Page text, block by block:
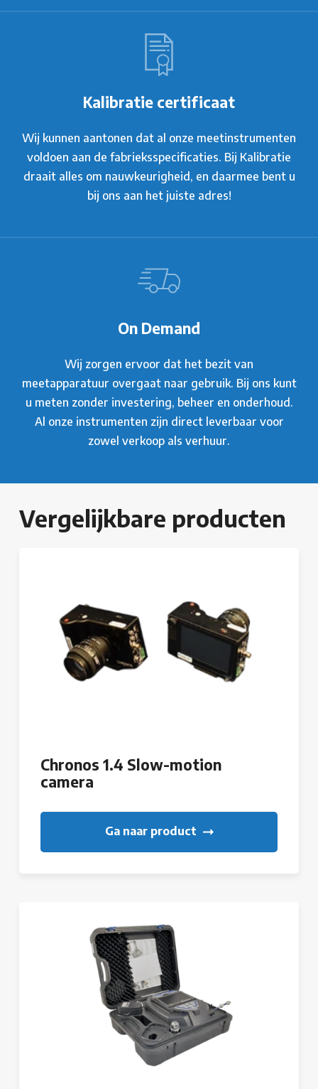
Kalibratie certificaat
Wij kunnen aantonen dat al onze meetinstrumenten
voldoen aan de fabrieksspecificaties. Bij Kalibratie
draait alles om nauwkeurigheid, en daarmee bent u
bij ons aan het juiste adres!
On Demand
Wij zorgen ervoor dat het bezit van
meetapparatuur overgaat naar gebruik. Bij ons kunt
u meten zonder investering, beheer en onderhoud.
Al onze instrumenten zijn direct leverbaar voor
zowel verkoop als verhuur.
Vergelijkbare producten
Chronos 1.4 Slow-motion
camera
Ga naar product